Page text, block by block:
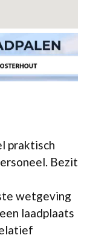
praktisch
Bezit
wetgeving
laadplaats